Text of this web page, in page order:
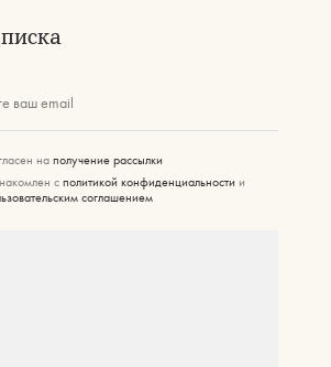
ваш email
на получение рассылки
с политикой конфиденциальности и
соглашением